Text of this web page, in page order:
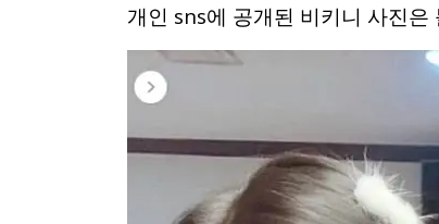
개인 sns에 공개된 비키니 사진